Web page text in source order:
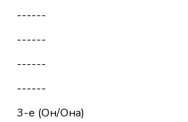
------
------
------
------
3-е (Он/Она)